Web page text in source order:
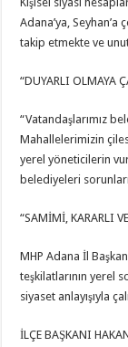
Adana’ya,
takip etmekte ve
“DUYARLI OLMAYA
“Vatandaşlarımız
Mahallelerimizin
yerel yöneticilerin
belediyeleri
“SAMİMİ, KARARLI
MHP Adana İl
teşkilatlarının yerel
siyaset anlayışıyla
İLÇE BAŞKANI